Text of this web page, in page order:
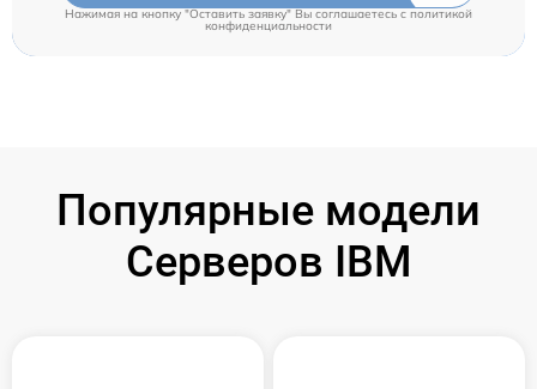
Нажимая на кнопку "Оставить заявку" Вы соглашаетесь cполитикой
конфиденциальности
Популярные модели
Серверов IBM